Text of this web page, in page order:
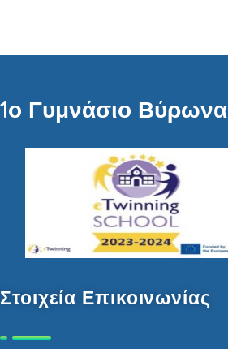
1ο Γυμνάσιο Βύρωνα
Στοιχεία Επικοινωνίας